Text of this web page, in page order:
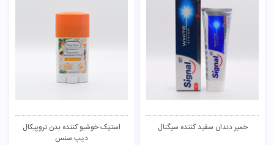
خمیر دندان سفید کننده سیگنال
استیک خوشبو کننده بدن تروپیکال
دیپ سنس